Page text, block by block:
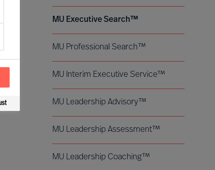
MU Executive Search™
MU Professional Search™
MU Interim Executive Service™
MU Leadership Advisory™
MU Leadership Assessment™
MU Leadership Coaching™